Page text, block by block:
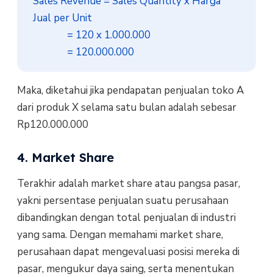
Jual per Unit
              = 120.000.000
Maka, diketahui jika pendapatan penjualan toko A
dari produk X selama satu bulan adalah sebesar
Rp120.000.000
4. Market Share
Terakhir adalah market share atau pangsa pasar,
yakni persentase penjualan suatu perusahaan
dibandingkan dengan total penjualan di industri
yang sama. Dengan memahami market share,
perusahaan dapat mengevaluasi posisi mereka di
pasar, mengukur daya saing, serta menentukan